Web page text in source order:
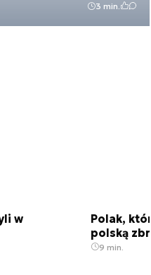
3 min.
w
Polak,
polską
9 min.